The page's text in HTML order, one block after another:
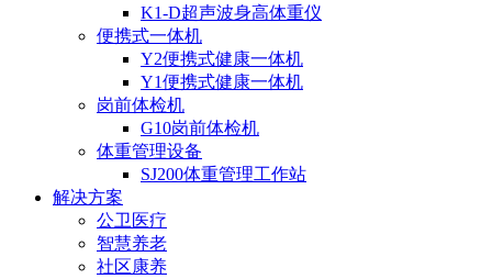
K1-D超声波身高体重仪
便携式一体机
Y2便携式健康一体机
Y1便携式健康一体机
岗前体检机
G10岗前体检机
体重管理设备
SJ200体重管理工作站
解决方案
公卫医疗
智慧养老
社区康养